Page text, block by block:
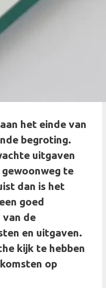
het einde van
begroting.
uitgaven
gewoonweg te
dan is het
goed
de
en uitgaven.
kijk te hebben
op